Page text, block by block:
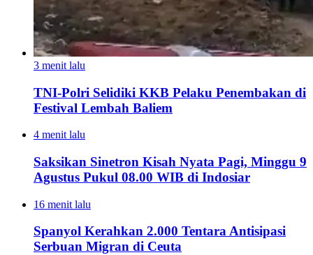
3 menit lalu
TNI-Polri Selidiki KKB Pelaku Penembakan di
Festival Lembah Baliem
4 menit lalu
Saksikan Sinetron Kisah Nyata Pagi, Minggu 9
Agustus Pukul 08.00 WIB di Indosiar
16 menit lalu
Spanyol Kerahkan 2.000 Tentara Antisipasi
Serbuan Migran di Ceuta